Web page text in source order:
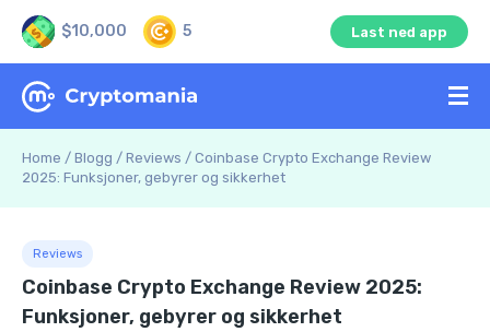
$10,000 5 Last ned app
Home / Blogg / Reviews / Coinbase Crypto Exchange Review
2025: Funksjoner, gebyrer og sikkerhet
Reviews
Coinbase Crypto Exchange Review 2025:
Funksjoner, gebyrer og sikkerhet